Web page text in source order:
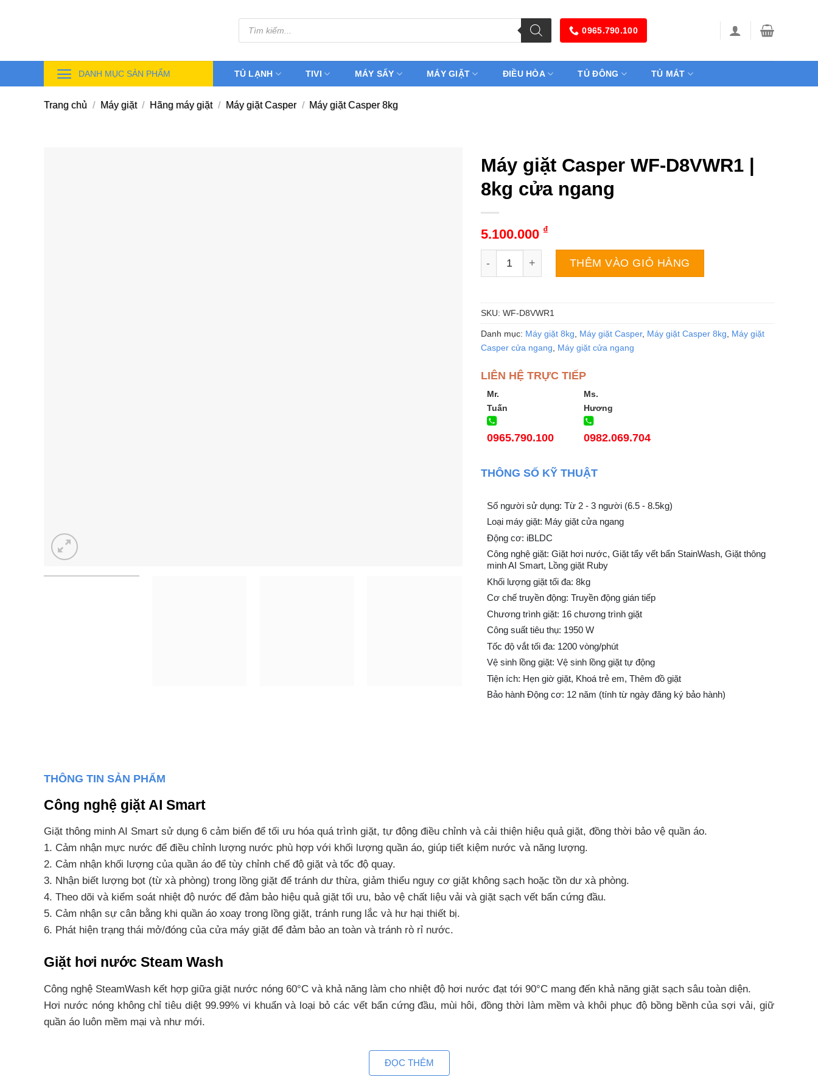
Tìm
kiếm
sản
0965.790.100
DANH MỤC SẢN PHẨM TỦ LẠNH TIVI MÁY SẤY MÁY GIẶT ĐIỀU HÒA TỦ ĐÔNG TỦ MÁT
Trang chủ / Máy giặt / Hãng máy giặt / Máy giặt Casper / Máy giặt Casper 8kg
Máy giặt Casper WF-D8VWR1 |
8kg cửa ngang
5.100.000 ₫
Máy giặt Casper WF-D8VWR1 | 8kg cửa ngang số lượng
THÊM VÀO GIỎ HÀNG
SKU: WF-D8VWR1
Danh mục: Máy giặt 8kg Máy giặt Casper, Máy giặt Casper 8kg
Máy giặt
Casper cửa ngang
Máy giặt cửa ngang
LIÊN HỆ TRỰC TIẾP
Mr.
Tuấn
0965.790.100
Ms.
Hương
0982.069.704
THÔNG SỐ KỸ THUẬT
Số người sử dụng: Từ 2 - 3 người (6.5 - 8.5kg)
Loại máy giặt: Máy giặt cửa ngang
Động cơ: iBLDC
Công nghệ giặt: Giặt hơi nước, Giặt tẩy vết bẩn StainWash, Giặt thông
minh AI Smart, Lồng giặt Ruby
Khối lượng giặt tối đa: 8kg
Cơ chế truyền động: Truyền động gián tiếp
Chương trình giặt: 16 chương trình giặt
Công suất tiêu thụ: 1950 W
Tốc độ vắt tối đa: 1200 vòng/phút
Vệ sinh lồng giặt: Vệ sinh lồng giặt tự động
Tiện ích: Hẹn giờ giặt, Khoá trẻ em, Thêm đồ giặt
Bảo hành Động cơ: 12 năm (tính từ ngày đăng ký bảo hành)
THÔNG TIN SẢN PHẨM
Công nghệ giặt AI Smart
Giặt thông minh AI Smart sử dụng 6 cảm biến để tối ưu hóa quá trình giặt, tự động điều chỉnh và cải thiện hiệu quả giặt, đồng thời bảo vệ quần áo.
1. Cảm nhận mực nước để điều chỉnh lượng nước phù hợp với khối lượng quần áo, giúp tiết kiệm nước và năng lượng.
2. Cảm nhận khối lượng của quần áo để tùy chỉnh chế độ giặt và tốc độ quay.
3. Nhận biết lượng bọt (từ xà phòng) trong lồng giặt để tránh dư thừa, giảm thiểu nguy cơ giặt không sạch hoặc tồn dư xà phòng.
4. Theo dõi và kiểm soát nhiệt độ nước để đảm bảo hiệu quả giặt tối ưu, bảo vệ chất liệu vải và giặt sạch vết bẩn cứng đầu.
5. Cảm nhận sự cân bằng khi quần áo xoay trong lồng giặt, tránh rung lắc và hư hại thiết bị.
6. Phát hiện trạng thái mở/đóng của cửa máy giặt để đảm bảo an toàn và tránh rò rỉ nước.
Giặt hơi nước Steam Wash
Công nghệ SteamWash kết hợp giữa giặt nước nóng 60°C và khả năng làm cho nhiệt độ hơi nước đạt tới 90°C mang đến khả năng giặt sạch sâu toàn diện.
Hơi nước nóng không chỉ tiêu diệt 99.99% vi khuẩn và loại bỏ các vết bẩn cứng đầu, mùi hôi, đồng thời làm mềm và khôi phục độ bồng bềnh của sợi vải, giữ
quần áo luôn mềm mại và như mới.
ĐỌC THÊM